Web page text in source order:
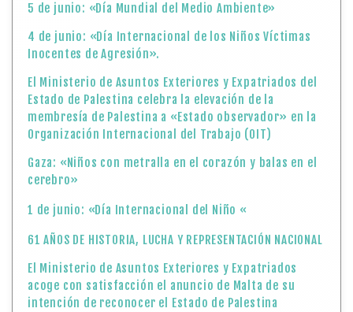
5 de junio: «Día Mundial del Medio Ambiente»
4 de junio: «Día Internacional de los Niños Víctimas
Inocentes de Agresión».
El Ministerio de Asuntos Exteriores y Expatriados del
Estado de Palestina celebra la elevación de la
membresía de Palestina a «Estado observador» en la
Organización Internacional del Trabajo (OIT)
Gaza: «Niños con metralla en el corazón y balas en el
cerebro»
1 de junio: «Día Internacional del Niño «
61 AÑOS DE HISTORIA, LUCHA Y REPRESENTACIÓN NACIONAL
El Ministerio de Asuntos Exteriores y Expatriados
acoge con satisfacción el anuncio de Malta de su
intención de reconocer el Estado de Palestina